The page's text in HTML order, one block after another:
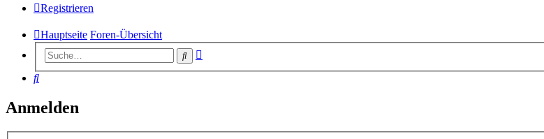
Registrieren
Hauptseite Foren-Übersicht
Suche
Suche
Anmelden